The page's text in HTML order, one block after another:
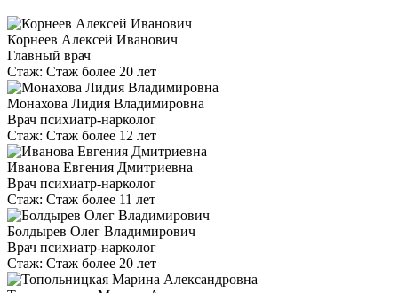
Корнеев Алексей Иванович
Главный врач
Стаж: Стаж более 20 лет
Монахова Лидия Владимировна
Врач психиатр-нарколог
Стаж: Стаж более 12 лет
Иванова Евгения Дмитриевна
Врач психиатр-нарколог
Стаж: Стаж более 11 лет
Болдырев Олег Владимирович
Врач психиатр-нарколог
Стаж: Стаж более 20 лет